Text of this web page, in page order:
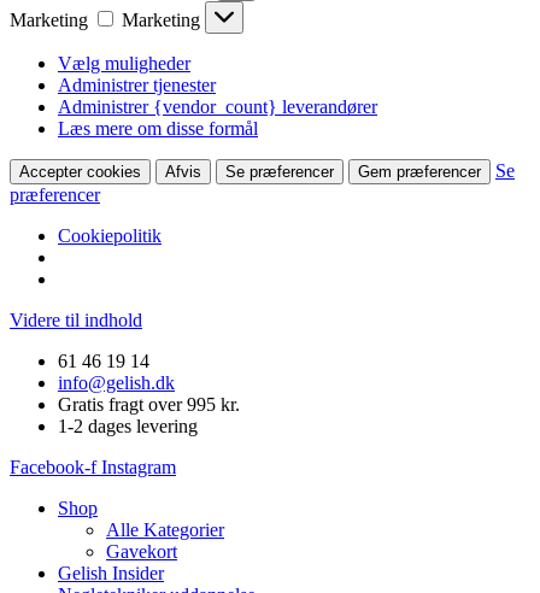
Marketing
Marketing
Vælg muligheder
Administrer tjenester
Administrer {vendor_count} leverandører
Læs mere om disse formål
Accepter cookies Afvis Se præferencer Gem præferencer
Se
præferencer
Cookiepolitik
Videre til indhold
61 46 19 14
info@gelish.dk
Gratis fragt over 995 kr.
1-2 dages levering
Facebook-f Instagram
Shop
Alle Kategorier
Gavekort
Gelish Insider